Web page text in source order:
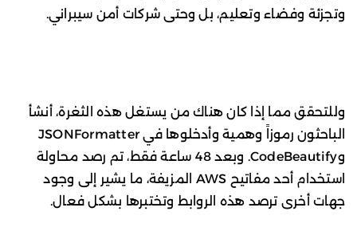
وتجزئة وفضاء وتعليم، بل وحتى شركات أمن سيبراني.
وللتحقق مما إذا كان هناك من يستغل هذه الثغرة، أنشأ
الباحثون رموزاً وهمية وأدخلوها في JSONFormatter
وCodeBeautify. وبعد 48 ساعة فقط، تم رصد محاولة
استخدام أحد مفاتيح AWS المزيفة، ما يشير إلى وجود
جهات أخرى ترصد هذه الروابط وتختبرها بشكل فعال.